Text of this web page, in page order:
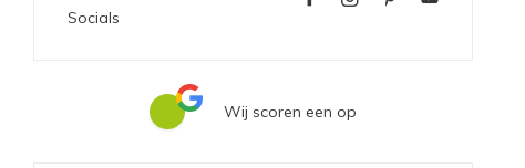
Socials
Wij scoren eenop